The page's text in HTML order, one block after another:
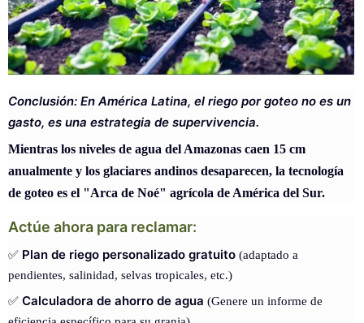
Conclusión: En América Latina, el riego por goteo no es un
gasto, es una estrategia de supervivencia.
Mientras los niveles de agua del Amazonas caen 15 cm
anualmente y los glaciares andinos desaparecen, la tecnología
de goteo es el "Arca de Noé" agrícola de América del Sur.
Actúe ahora para reclamar:
✅ Plan de riego personalizado gratuito (adaptado a
pendientes, salinidad, selvas tropicales, etc.)
✅ Calculadora de ahorro de agua (Genere un informe de